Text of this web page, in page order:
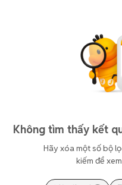
Không tìm thấy kết
Hãy xóa một số bộ
kiếm để